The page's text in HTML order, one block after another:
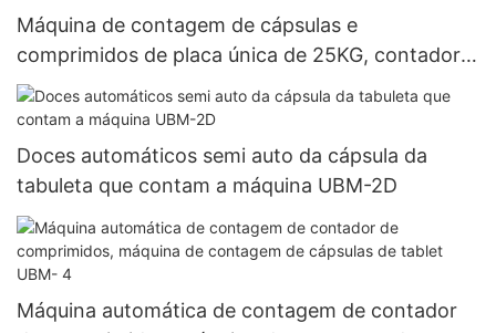
Máquina de contagem de cápsulas e
comprimidos de placa única de 25KG, contador
de comprimidos
Doces automáticos semi auto da cápsula da
tabuleta que contam a máquina UBM-2D
Máquina automática de contagem de contador